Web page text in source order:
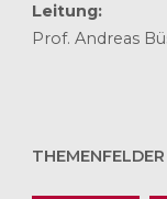
Leitung:
Prof. Andreas
THEMENFELDER